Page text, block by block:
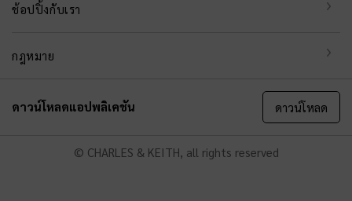
ช้อปปิ้งกับเรา
กฎหมาย
ดาวน์โหลดแอปพลิเคชัน ดาวน์โหลด
© CHARLES & KEITH, all rights reserved